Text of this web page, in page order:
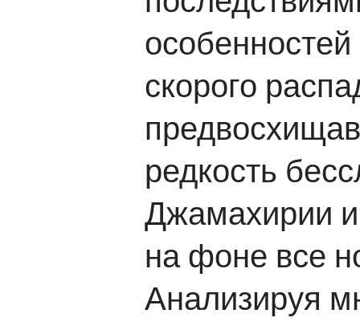
скорого
редкость
Джамахирии
на фоне все
Анализируя